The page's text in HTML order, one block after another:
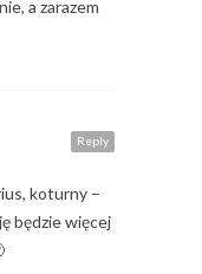
a zarazem
Reply
koturny –
będzie więcej